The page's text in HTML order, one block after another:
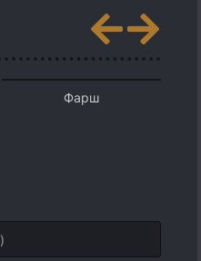
Фарш